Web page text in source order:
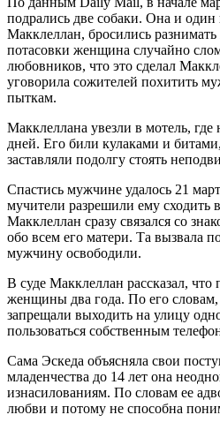
подрались две собаки. Она и
Макклеллан, бросились
потасовки женщина случайно
любовников, что это сделал
уговорила сожителей похитить
пыткам.
Макклеллана увезли в мотель, где
дней. Его били кулаками и
заставляли подолгу стоять
Спастись мужчине удалось 21
мучители разрешили ему
Макклеллан сразу связался со
обо всем его матери. Та вызвала
мужчину освободили.
В суде Макклеллан рассказал,
женщины два года. По его словам,
запрещали выходить на улицу
пользоваться собственным
Сама Эскеда объясняла свои
младенчества до 14 лет она
изнасилованиям. По словам ее
любви и потому не способна